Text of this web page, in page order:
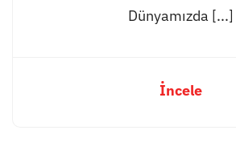
Dünyamızda [...]
İncele